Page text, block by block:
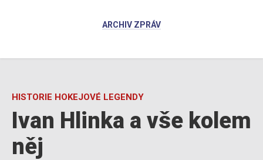
ARCHIV ZPRÁV
HISTORIE HOKEJOVÉ LEGENDY
Ivan Hlinka a vše kolem
něj